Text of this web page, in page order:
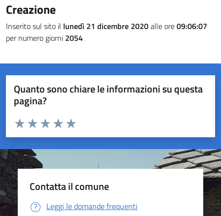
Creazione
Inserito sul sito il lunedì 21 dicembre 2020alle ore09:06:07
per numero giorni 2054
Quanto sono chiare le informazioni su questa
pagina?
Valuta da 1 a 5 stelle la pagina
Valuta 5 stelle su 5
Valuta 4 stelle su 5
Valuta 3 stelle su 5
Valuta 2 stelle su 5
Valuta 1 stelle su 5
Contatta il comune
Leggi le domande frequenti